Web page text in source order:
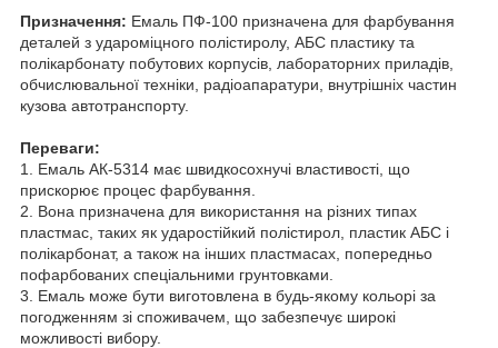
Призначення: Емаль ПФ-100 призначена для фарбування
деталей з удароміцного полістиролу, АБС пластику та
полікарбонату побутових корпусів, лабораторних приладів,
обчислювальної техніки, радіоапаратури, внутрішніх частин
кузова автотранспорту.
Переваги:
1. Емаль АК-5314 має швидкосохнучі властивості, що
прискорює процес фарбування.
2. Вона призначена для використання на різних типах
пластмас, таких як ударостійкий полістирол, пластик АБС і
полікарбонат, а також на інших пластмасах, попередньо
пофарбованих спеціальними грунтовками.
3. Емаль може бути виготовлена в будь-якому кольорі за
погодженням зі споживачем, що забезпечує широкі
можливості вибору.